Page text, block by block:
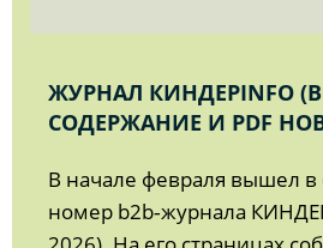
ЖУРНАЛ КИНДЕРINFO
СОДЕРЖАНИЕ И PDF
В начале февраля вышел в
номер b2b‑журнала